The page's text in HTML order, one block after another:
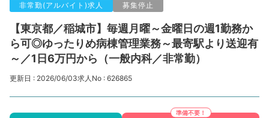
非常勤(アルバイト)求人 募集停止
【東京都／稲城市】毎週月曜～金曜日の週1勤務か
ら可◎ゆったりめ病棟管理業務～最寄駅より送迎有
～／1日6万円から（一般内科／非常勤）
更新日 : 2026/06/03求人No : 626865